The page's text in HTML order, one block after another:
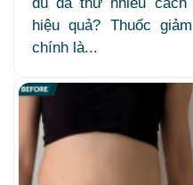
hiệu quả? Thuốc
chính là...